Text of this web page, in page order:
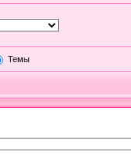
Темы